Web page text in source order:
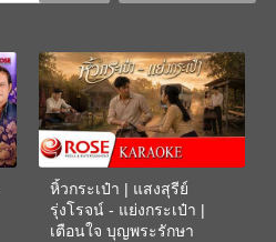
หิ้วกระเป๋า | แสงสุรีย์
รุ่งโรจน์ - แย่งกระเป๋า |
เตือนใจ บุญพระรักษา